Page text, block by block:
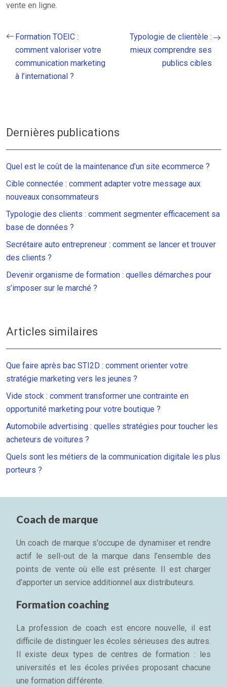
vente en ligne.
Formation TOEIC :
comment valoriser votre
communication marketing
à l’international ?
Typologie de clientèle :
mieux comprendre ses
publics cibles
Dernières publications
Quel est le coût de la maintenance d’un site ecommerce ?
Cible connectée : comment adapter votre message aux
nouveaux consommateurs
Typologie des clients : comment segmenter efficacement sa
base de données ?
Secrétaire auto entrepreneur : comment se lancer et trouver
des clients ?
Devenir organisme de formation : quelles démarches pour
s’imposer sur le marché ?
Articles similaires
Que faire après bac STI2D : comment orienter votre
stratégie marketing vers les jeunes ?
Vide stock : comment transformer une contrainte en
opportunité marketing pour votre boutique ?
Automobile advertising : quelles stratégies pour toucher les
acheteurs de voitures ?
Quels sont les métiers de la communication digitale les plus
porteurs ?
Coach de marque
Un coach de marque s'occupe de dynamiser et rendre
actif le sell-out de la marque dans l’ensemble des
points de vente où elle est présente. Il est charger
d’apporter un service additionnel aux distributeurs.
Formation coaching
La profession de coach est encore nouvelle, il est
difficile de distinguer les écoles sérieuses des autres.
Il existe deux types de centres de formation : les
universités et les écoles privées proposant chacune
une formation différente.